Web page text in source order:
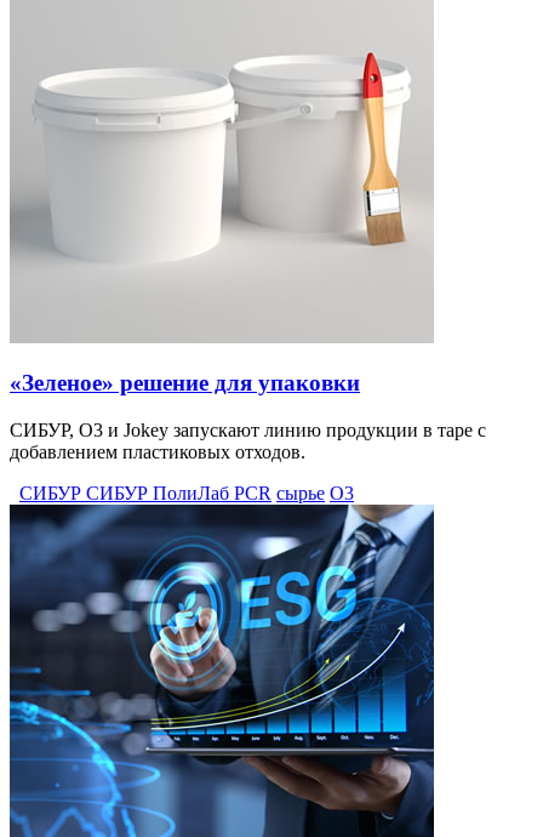
«Зеленое» решение для упаковки
СИБУР, О3 и Jokey запускают линию продукции в таре с
добавлением пластиковых отходов.
СИБУР СИБУР ПолиЛаб PCR сырье О3